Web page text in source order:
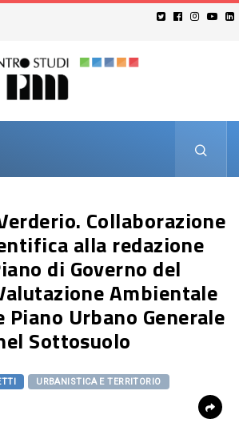
Collaborazione
alla redazione
di Governo del
Ambientale
Piano Urbano Generale
Sottosuolo
URBANISTICA E TERRITORIO